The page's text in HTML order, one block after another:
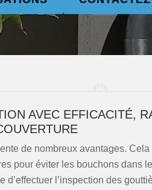
AVEC EFFICACITÉ,
de nombreux avantages. Cela
pour éviter les bouchons dans
d’effectuer l’inspection des